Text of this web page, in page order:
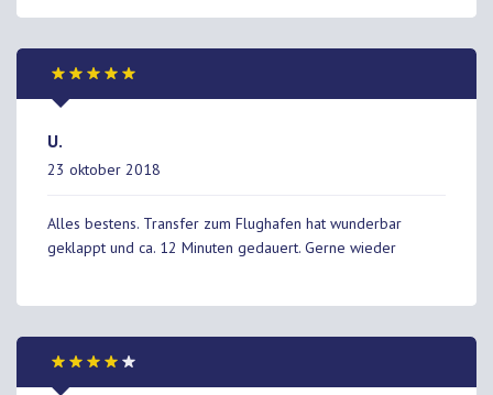
U.
23 oktober 2018
Alles bestens. Transfer zum Flughafen hat wunderbar
geklappt und ca. 12 Minuten gedauert. Gerne wieder